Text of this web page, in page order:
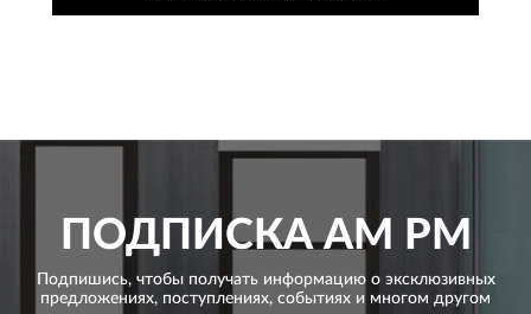
ПОДПИСКАAM PM
Подпишись, чтобы получать информацию о эксклюзивных
предложениях, поступлениях, событиях и многом другом